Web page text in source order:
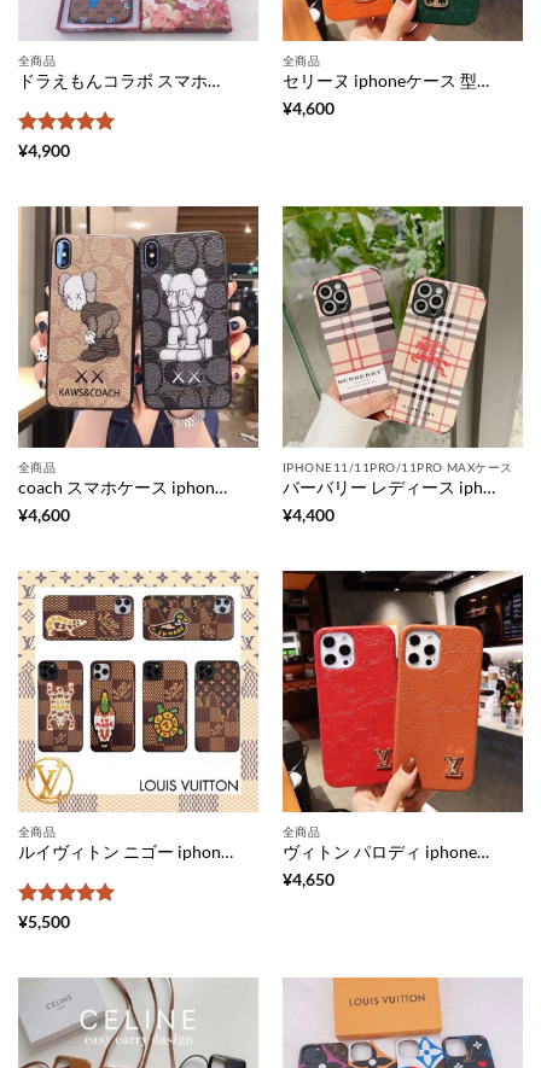
全商品
ドラえもんコラボ スマホケース14 おもしろ iphone13pro/12pro max ケース ドラえもん × グッチ アイフォン11pro/xs max 携帯カバー 芸能人 gucci 風 iphone11 iphone10r ケース 頑丈 可愛い
5段階中
¥4,900
全商品
セリーヌ iphoneケース 型押し iphone12pro/12pro max ケース レディース celine アイフォン12/11pro max/xs max 保護カバー パロディ ブランド iphone11/xr/8plus 携帯ケース 芸能人 アイフォンxr/se2 ケース シンプル 可愛い
¥4,600
全商品
coach スマホケース iphone12 可愛い 韓国 iphone12pro/12miniケース コーチ kaws アイフォン11pro max/xs max/xr カバー カップル カウズ iphoneケース11プロ 面白い iphonexs/x 携帯ケース 海外 流行り
¥4,600
IPHONE11/11PRO/11PRO MAXケース
バーバリー レディース iphone12 iphone12pro 携帯ケース ノバ チェック アイフォン12pro max/11/se カバー burberry コピー iphonexs max/11プロ ケース 韓国 カップル スマホケース xs シンプル
¥4,400
全商品
ルイヴィトン ニゴー iphone12pro/12miniケース 限定 アイフォン12pro max/11/xs カバー メンズ ダミエ iphone11pro max/xr/x 携帯ケース くま カメ louis vuitton × nigo スマホケースxs max 個性的 可愛い
5段階中
¥5,500
全商品
ヴィトン パロディ iphoneケース12pro レディース ルイ ヴィトン 風 iphone12pro max/12mini ケース レトロ しわ加工 iphone11pro/11/xs 保護カバー 金具 LV iphonexs max ペアケース 個性的 iphonexr/x ケース 革 おしゃれ
¥4,650